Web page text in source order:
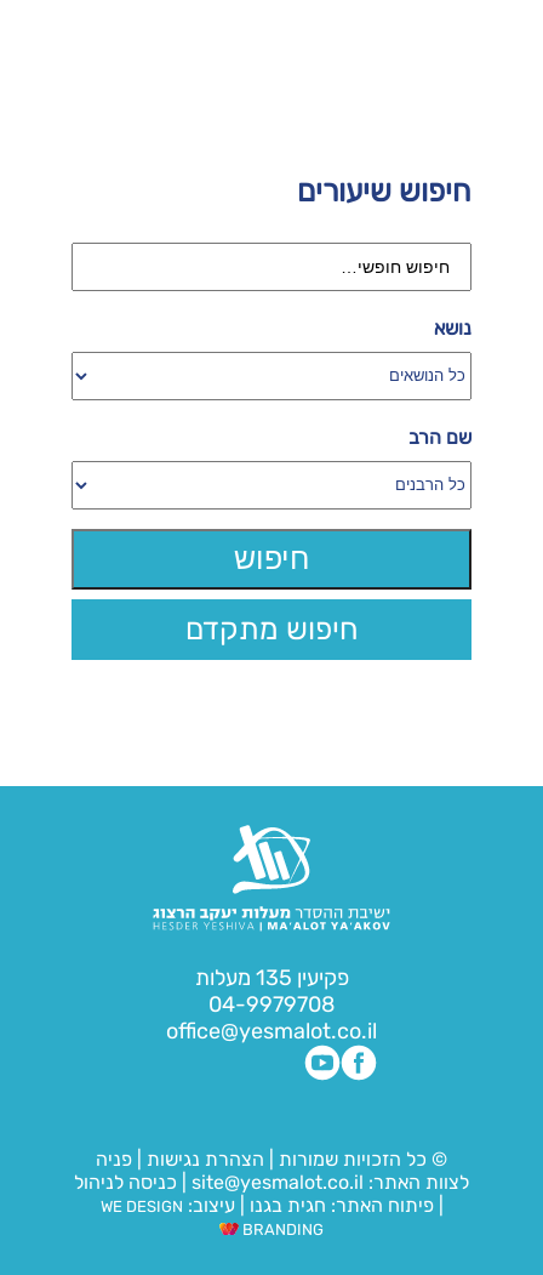
חיפוש שיעורים
נושא
שם הרב
חיפוש מתקדם
פקיעין 135 מעלות
04-9979708
office@yesmalot.co.il
© כל הזכויות שמורות הצהרת נגישות
פניה
לצוות האתר: site@yesmalot.co.il
כניסה לניהול
|פיתוח האתר: חגית בגנו עיצוב: WE DESIGN
BRANDING